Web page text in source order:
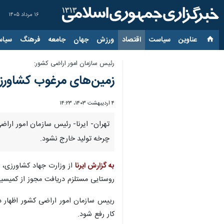
۱۶ مرداد ۱۴۰۵
عناوین‌ سیاست اقتصاد ورزش جهان جامعه فرهنگ
رئیس سازمان امور اراضی کشور:
زمین‌های مرغوب
۴ اردیبهشت ۱۴۰۳، ۱۴:۲۳